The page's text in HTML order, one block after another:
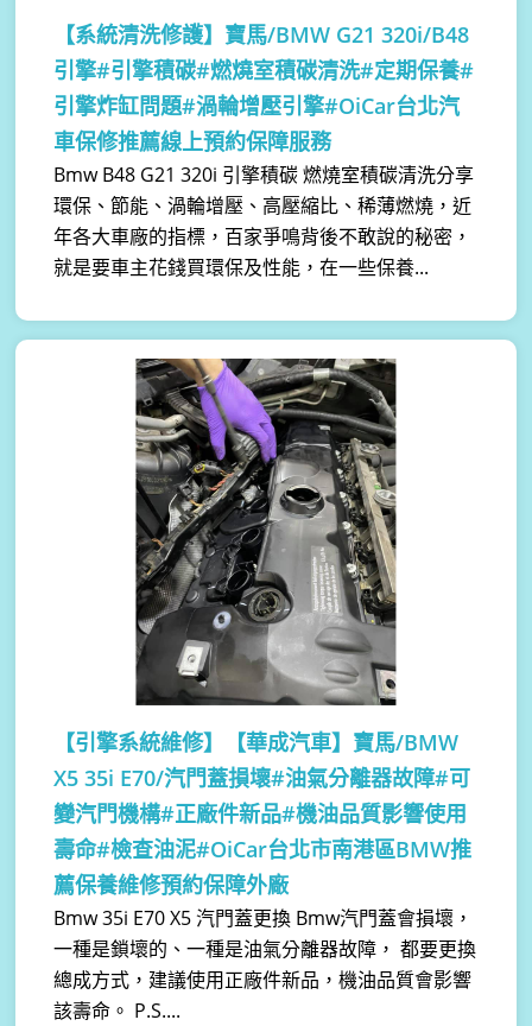
【系統清洗修護】 寶馬/BMW G21 320i/B48
引擎#引擎積碳#燃燒室積碳清洗#定期保養#
引擎炸缸問題#渦輪增壓引擎#OiCar台北汽
車保修推薦線上預約保障服務
Bmw B48 G21 320i 引擎積碳 燃燒室積碳清洗分享
環保、節能、渦輪增壓、高壓縮比、稀薄燃燒，近
年各大車廠的指標，百家爭鳴背後不敢說的秘密，
就是要車主花錢買環保及性能，在一些保養...
【引擎系統維修】
【華成汽車】寶馬/BMW
X5 35i E70/汽門蓋損壞#油氣分離器故障#可
變汽門機構#正廠件新品#機油品質影響使用
壽命#檢查油泥#OiCar台北市南港區BMW推
薦保養維修預約保障外廠
Bmw 35i E70 X5 汽門蓋更換 Bmw汽門蓋會損壞，
一種是鎖壞的、一種是油氣分離器故障， 都要更換
總成方式，建議使用正廠件新品，機油品質會影響
該壽命。 P.S....